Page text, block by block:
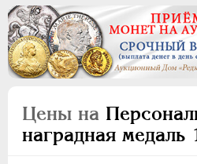
Цены на
наградная медаль
ВСЕ
ПEТР I 1699-1725
ПЕТР II
1727-1729
АННА ИОАННОВНА 1730-
ИОАНН АНТОНОВИЧ